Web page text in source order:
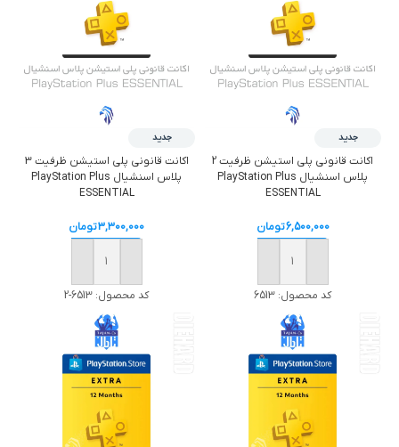
جدید
اکانت قانونی پلی استیشن ظرفیت 2
پلاس اسنشیال PlayStation Plus
ESSENTIAL
6,500,000تومان
خرید
کد محصول: 6513
جدید
اکانت قانونی پلی استیشن ظرفیت 3
پلاس اسنشیال PlayStation Plus
ESSENTIAL
3,300,000تومان
خرید
کد محصول: 6513-2